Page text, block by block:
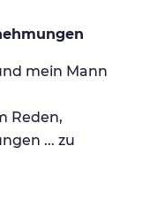
mein Mann
Reden,
... zu